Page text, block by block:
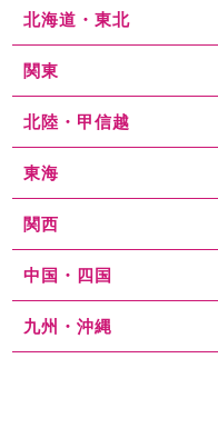
北海道・東北
関東
北陸・甲信越
東海
関西
中国・四国
九州・沖縄